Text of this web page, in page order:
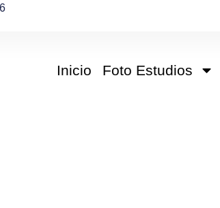
Inicio Foto Estudios